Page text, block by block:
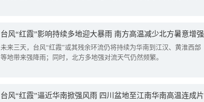
台风“红霞”影响持续多地迎大暴雨 南方高温减少北方暑意增强
未来三天，台风“红霞”或其残余环流仍将持续为华南到江汉、黄淮西部
等地带来强降雨；同时，北方多地强对流天气仍然频繁。
台风“红霞”逼近华南掀强风雨 四川盆地至江南华南高温连成片